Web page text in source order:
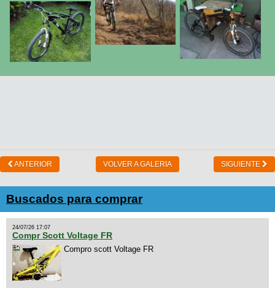
ANTERIOR VOLVER A GALERIA SIGUIENTE
Buscados para comprar
24/07/26 17:07
Compr Scott Voltage FR
Compro scott Voltage FR